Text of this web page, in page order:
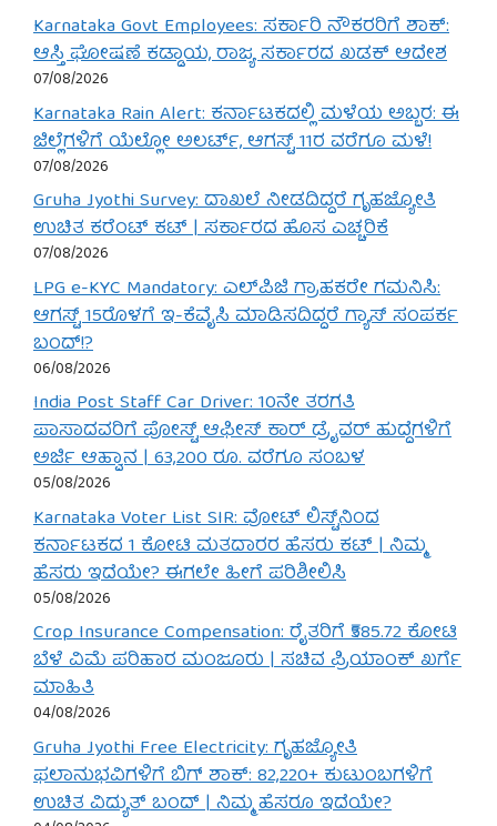
Karnataka Govt Employees: ಸರ್ಕಾರಿ ನೌಕರರಿಗೆ ಶಾಕ್:
ಆಸ್ತಿ ಘೋಷಣೆ ಕಡ್ಡಾಯ, ರಾಜ್ಯ ಸರ್ಕಾರದ ಖಡಕ್ ಆದೇಶ
07/08/2026
Karnataka Rain Alert: ಕರ್ನಾಟಕದಲ್ಲಿ ಮಳೆಯ ಅಬ್ಬರ: ಈ
ಜಿಲ್ಲೆಗಳಿಗೆ ಯೆಲ್ಲೋ ಅಲರ್ಟ್, ಆಗಸ್ಟ್ 11ರ ವರೆಗೂ ಮಳೆ!
07/08/2026
Gruha Jyothi Survey: ದಾಖಲೆ ನೀಡದಿದ್ದರೆ ಗೃಹಜ್ಯೋತಿ
ಉಚಿತ ಕರೆಂಟ್ ಕಟ್ | ಸರ್ಕಾರದ ಹೊಸ ಎಚ್ಚರಿಕೆ
07/08/2026
LPG e-KYC Mandatory: ಎಲ್‌ಪಿಜಿ ಗ್ರಾಹಕರೇ ಗಮನಿಸಿ:
ಆಗಸ್ಟ್ 15ರೊಳಗೆ ಇ-ಕೆವೈಸಿ ಮಾಡಿಸದಿದ್ದರೆ ಗ್ಯಾಸ್ ಸಂಪರ್ಕ
ಬಂದ್!?
06/08/2026
India Post Staff Car Driver: 10ನೇ ತರಗತಿ
ಪಾಸಾದವರಿಗೆ ಪೋಸ್ಟ್ ಆಫೀಸ್ ಕಾರ್ ಡ್ರೈವರ್ ಹುದ್ದೆಗಳಿಗೆ
ಅರ್ಜಿ ಆಹ್ವಾನ | 63,200 ರೂ. ವರೆಗೂ ಸಂಬಳ
05/08/2026
Karnataka Voter List SIR: ವೋಟ್ ಲಿಸ್ಟ್‌ನಿಂದ
ಕರ್ನಾಟಕದ 1 ಕೋಟಿ ಮತದಾರರ ಹೆಸರು ಕಟ್ | ನಿಮ್ಮ
ಹೆಸರು ಇದೆಯೇ? ಈಗಲೇ ಹೀಗೆ ಪರಿಶೀಲಿಸಿ
05/08/2026
Crop Insurance Compensation: ರೈತರಿಗೆ ₹585.72 ಕೋಟಿ
ಬೆಳೆ ವಿಮೆ ಪರಿಹಾರ ಮಂಜೂರು | ಸಚಿವ ಪ್ರಿಯಾಂಕ್ ಖರ್ಗೆ
ಮಾಹಿತಿ
04/08/2026
Gruha Jyothi Free Electricity: ಗೃಹಜ್ಯೋತಿ
ಫಲಾನುಭವಿಗಳಿಗೆ ಬಿಗ್ ಶಾಕ್: 82,220+ ಕುಟುಂಬಗಳಿಗೆ
ಉಚಿತ ವಿದ್ಯುತ್ ಬಂದ್ | ನಿಮ್ಮ ಹೆಸರೂ ಇದೆಯೇ?